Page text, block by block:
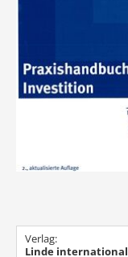
Verlag:
Linde international